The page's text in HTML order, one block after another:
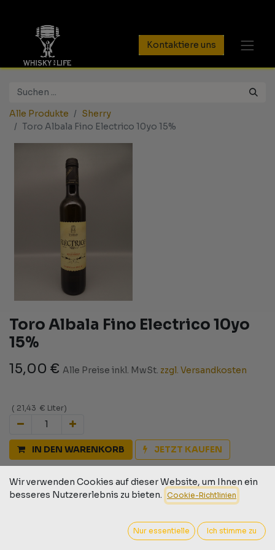
Kontaktiere uns
Alle Produkte
Sherry
Toro Albala Fino Electrico 10yo 15%
Toro Albala Fino Electrico 10yo
15%
15,00 € Alle Preise inkl. MwSt. zzgl. Versandkosten
( 21,43 € Liter)
IN DEN WARENKORB JETZT KAUFEN
Geschäftsbedingungen
Versand: 2-3 Geschäftstage
Wir verwenden Cookies auf dieser Website, um Ihnen ein
besseres Nutzererlebnis zu bieten. Cookie-Richtlinien
Nur essentielle Ich stimme zu